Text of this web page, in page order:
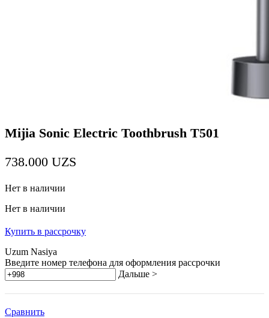
Mijia Sonic Electric Toothbrush T501
738.000 UZS
Нет в наличии
Нет в наличии
Купить в рассрочку
Uzum Nasiya
Введите номер телефона для оформления рассрочки
Дальше >
Сравнить